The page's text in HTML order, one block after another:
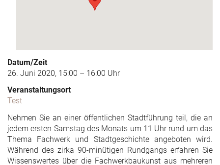
Datum/Zeit
26. Juni 2020, 15:00 – 16:00 Uhr
Veranstaltungsort
Test
Nehmen Sie an einer öffentlichen Stadtführung teil, die an
jedem ersten Samstag des Monats um 11 Uhr rund um das
Thema Fachwerk und Stadtgeschichte angeboten wird.
Während des zirka 90-minütigen Rundgangs erfahren Sie
Wissenswertes über die Fachwerkbaukunst aus mehreren